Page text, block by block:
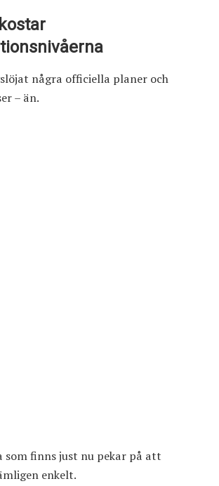
några officiella planer och
– än.
som finns just nu pekar på att
enkelt.